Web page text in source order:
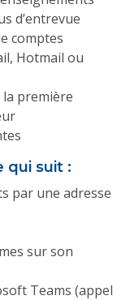
d’entrevue
comptes
Hotmail ou
la première
qui suit :
par une adresse
sur son
Teams (appel